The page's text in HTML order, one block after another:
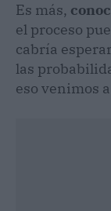
Es más,
el proceso
cabría
las
eso venimos